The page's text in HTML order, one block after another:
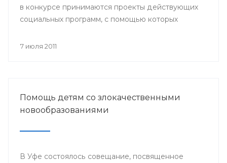
в конкурсе принимаются проекты действующих
социальных программ, с помощью которых
православных ценностей.
7 июля 2011
Помощь детям со злокачественными
новообразованиями
В Уфе состоялось совещание, посвященное